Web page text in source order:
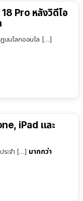
Pro หลังวิดีโอ
บนโลกออนไล […]
iPad และ
ระจำ […] มากกว่า